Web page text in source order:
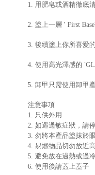
1. 用肥皂或酒精徹底
2. 塗上一層 ' First
3. 後續塗上你所喜愛
4. 使用高光澤感的
5. 卸甲只需使用卸甲
注意事項
1. 只供外用
2. 如遇過敏症狀，請
3. 勿將本產品塗抹於
4. 易燃物品切勿放近
5. 避免放在過熱或過
6. 使用後請蓋上蓋子